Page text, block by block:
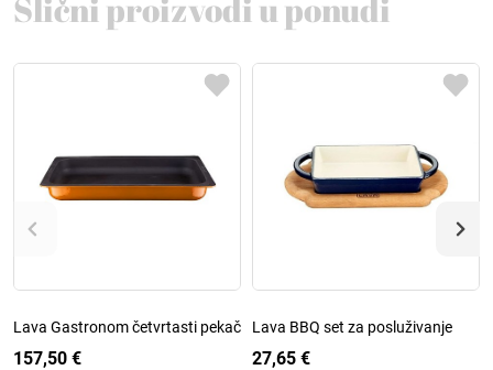
Lava Gastronom četvrtasti pekač
157,50 €
Lava BBQ set za posluživanje
27,65 €